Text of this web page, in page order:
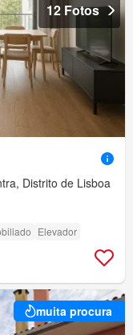
12 Fotos
Distrito de Lisboa
Elevador
muita procura